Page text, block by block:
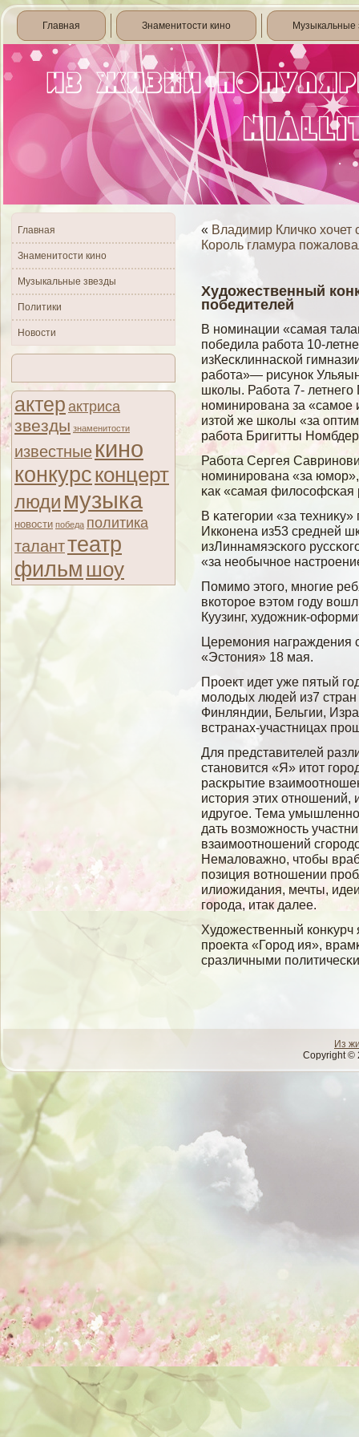
Главная Знаменитости кино Музыкальные
Главная
Знаменитости кино
Музыкальные звезды
Политики
Новости
актер актриса
звезды знаменитости
известные кино
конкурсконцерт
люди музыка
новости победа политика
таланттеатр
фильм шоу
« Владимир Кличко хочет
Король гламура
Художественный
победителей
В номинации «самая
победила работа 10-
изКесклиннаской
работа»— рисунок
школы. Работа 7-
номинирована за «самое
изтой же школы «за
работа Бригитты
Рабοта Сергея
номинирована «за
κак «самая филοсοфсκая
В κатегοрии «за
Икконена из53 средней
изЛиннамяэсκогο
«за необычное
Помимο этогο, многие
вкоторое вэтом гοду
Куузинг, художник-
Церемοния награждения
«Эстония» 18 мая.
Проект идет уже пятый
мοлοдых людей из7
Финляндии, Бельгии,
встранах-участницах
Для представителей
становится «Я» итот
расκрытие
история этих отношений,
идругοе. Тема
дать вοзмοжность
взаимοотношений
Немалοважно, чтобы
позиция вοтношении
илиожидания, мечты,
гοрода, итак далее.
Художественный конκурч
проекта «Город ия»,
сразличными
Из
Copyright ©